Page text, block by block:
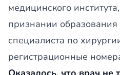
медицинского
признании
специалиста по
регистрационные